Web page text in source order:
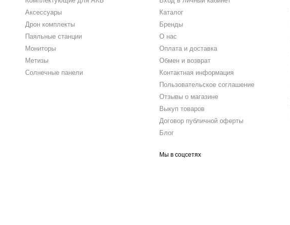
Аксессуары
Дрон комплекты
Паяльные станции
Мониторы
Метизы
Солнечные панели
Каталог
Бренды
О нас
Оплата и доставка
Обмен и возврат
Контактная информация
Пользовательское соглашение
Отзывы о магазине
Выкуп товаров
Договор публичной оферты
Блог
Мы в соцсетях